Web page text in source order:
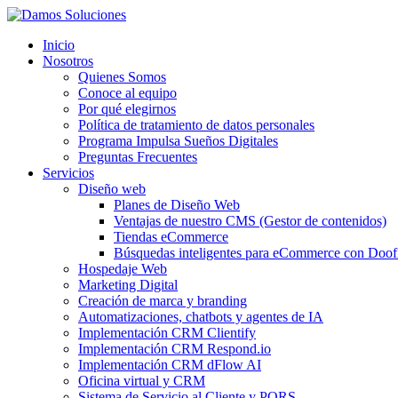
Inicio
Nosotros
Quienes Somos
Conoce al equipo
Por qué elegirnos
Política de tratamiento de datos personales
Programa Impulsa Sueños Digitales
Preguntas Frecuentes
Servicios
Diseño web
Planes de Diseño Web
Ventajas de nuestro CMS (Gestor de contenidos)
Tiendas eCommerce
Búsquedas inteligentes para eCommerce con
Hospedaje Web
Marketing Digital
Creación de marca y branding
Automatizaciones, chatbots y agentes de IA
Implementación CRM Clientify
Implementación CRM Respond.io
Implementación CRM dFlow AI
Oficina virtual y CRM